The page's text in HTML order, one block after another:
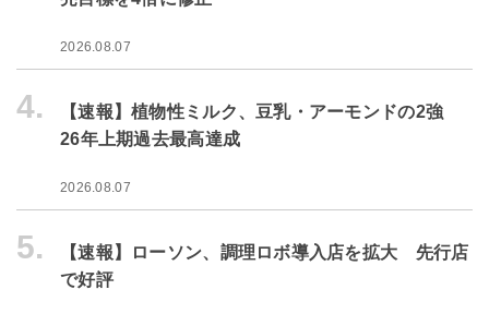
2026.08.07
4.
【速報】植物性ミルク、豆乳・アーモンドの2強
26年上期過去最高達成
2026.08.07
5.
【速報】ローソン、調理ロボ導入店を拡大 先行店
で好評